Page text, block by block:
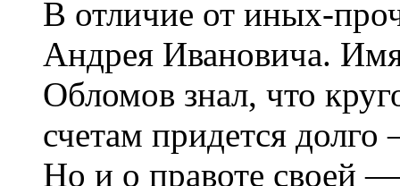
В отличие от иных-
Андрея Ивановича.
Обломов знал, что
счетам придется
Но и о правоте своей